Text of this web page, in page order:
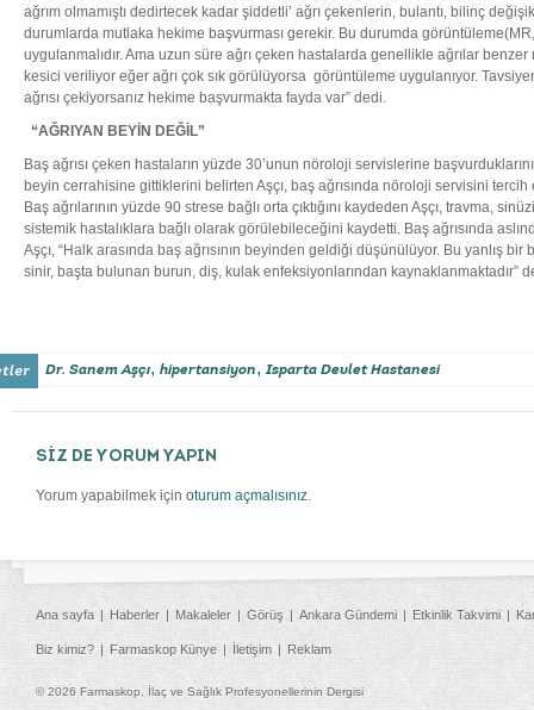
ağrım olmamıştı dedirtecek kadar şiddetli’ ağrı çekenlerin, bulantı, bilinç
durumlarda mutlaka hekime başvurması gerekir. Bu durumda
uygulanmalıdır. Ama uzun süre ağrı çeken hastalarda genellikle ağrılar benzer
kesici veriliyor eğer ağrı çok sık görülüyorsa görüntüleme uygulanıyor.
ağrısı çekiyorsanız hekime başvurmakta fayda var” dedi.
“AĞRIYAN BEYİN DEĞİL”
Baş ağrısı çeken hastaların yüzde 30’unun nöroloji servislerine
beyin cerrahisine gittiklerini belirten Aşçı, baş ağrısında nöroloji servisini
Baş ağrılarının yüzde 90 strese bağlı orta çıktığını kaydeden Aşçı, travma,
sistemik hastalıklara bağlı olarak görülebileceğini kaydetti. Baş ağrısında
Aşçı, “Halk arasında baş ağrısının beyinden geldiği düşünülüyor. Bu yanlış bir
sinir, başta bulunan burun, diş, kulak enfeksiyonlarından kaynaklanmaktadır”
Dr. Sanem Aşçı, hipertansiyon, Isparta Devlet Hastanesi
SİZ DE YORUM YAPIN
Yorum yapabilmek için oturum açmalısınız.
Ana sayfa Haberler Makaleler Görüş Ankara Gündemi Etkinlik Takvimi
Biz kimiz? Farmaskop Künye İletişim Reklam
© 2026 Farmaskop, İlaç ve Sağlık Profesyonellerinin Dergisi